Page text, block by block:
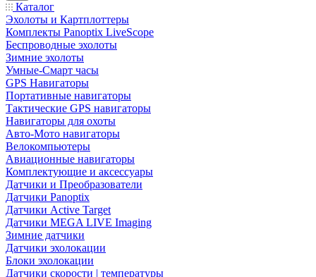
Каталог
Эхолоты и Картплоттеры
Комплекты Panoptix LiveScope
Беспроводные эхолоты
Зимние эхолоты
Умные-Смарт часы
GPS Навигаторы
Портативные навигаторы
Тактические GPS навигаторы
Навигаторы для охоты
Авто-Мото навигаторы
Велокомпьютеры
Авиационные навигаторы
Комплектующие и аксессуары
Датчики и Преобразователи
Датчики Panoptix
Датчики Active Target
Датчики MEGA LIVE Imaging
Зимние датчики
Датчики эхолокации
Блоки эхолокации
Датчики скорости | температуры